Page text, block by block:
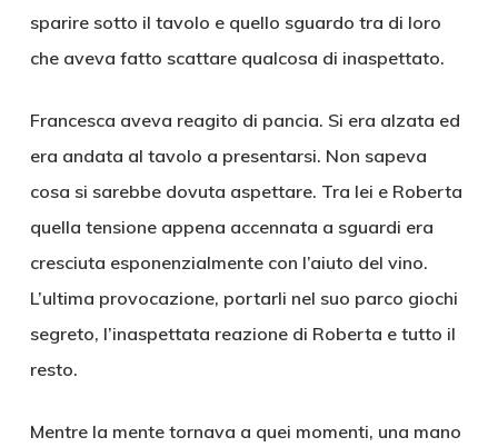
sparire sotto il tavolo e quello sguardo tra di loro
che aveva fatto scattare qualcosa di inaspettato.
Francesca aveva reagito di pancia. Si era alzata ed
era andata al tavolo a presentarsi. Non sapeva
cosa si sarebbe dovuta aspettare. Tra lei e Roberta
quella tensione appena accennata a sguardi era
cresciuta esponenzialmente con l’aiuto del vino.
L’ultima provocazione, portarli nel suo parco giochi
segreto, l’inaspettata reazione di Roberta e tutto il
resto.
Mentre la mente tornava a quei momenti, una mano